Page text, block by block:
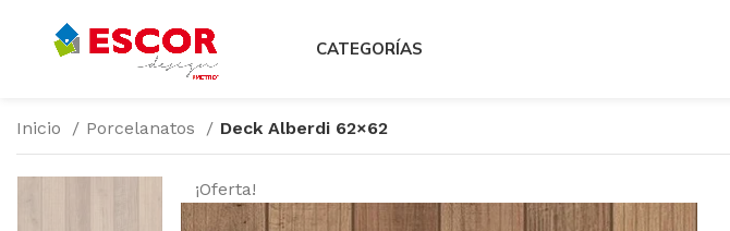
CATEGORÍAS
Inicio Porcelanatos Deck Alberdi 62×62
¡Oferta!